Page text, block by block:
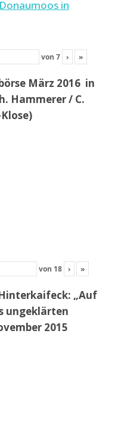
von 7 › »
März 2016 in
Hammerer / C.
von 18 › »
„Auf
ungeklärten
2015